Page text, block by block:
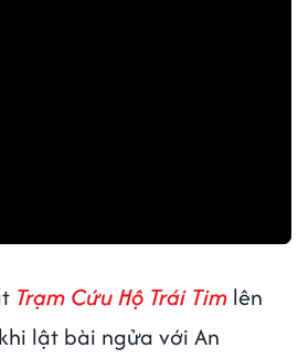
Trạm Cứu Hộ Trái Tim lên
lật bài ngửa với An